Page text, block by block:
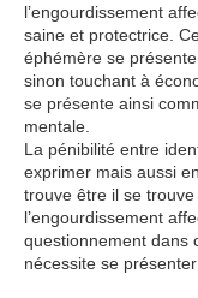
l’engourdissement
saine et protectrice.
éphémère se
sinon touchant à
se présente ainsi
mentale.
La pénibilité entre
exprimer mais aussi
trouve être il se
l’engourdissement
questionnement dans
nécessite se